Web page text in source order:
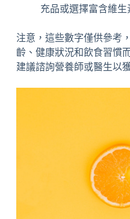
充品或選擇富含維生
注意，這些數字僅供參考
齡、健康狀況和飲食習慣
建議諮詢營養師或醫生以